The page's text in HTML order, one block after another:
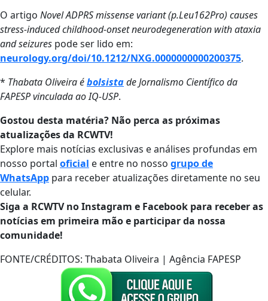
O artigo Novel ADPRS missense variant (p.Leu162Pro) causes
stress-induced childhood-onset neurodegeneration with ataxia
and seizures pode ser lido em:
neurology.org/doi/10.1212/NXG.0000000000200375.
* Thabata Oliveira ébolsistade Jornalismo Científico da
FAPESP vinculada ao IQ-USP.
Gostou desta matéria? Não perca as próximas
atualizações da RCWTV!
Explore mais notícias exclusivas e análises profundas em
nosso portal oficial e entre no nosso grupo de
WhatsApp para receber atualizações diretamente no seu
celular.
Siga a RCWTV no Instagram e Facebook para receber as
notícias em primeira mão e participar da nossa
comunidade!
FONTE/CRÉDITOS: Thabata Oliveira | Agência FAPESP